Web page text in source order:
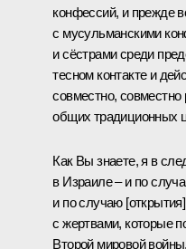
конфессий, и прежде
с мусульманскими
и сёстрами среди
тесном контакте и
совместно,
общих традиционных
Как Вы знаете, я в
в Израиле – и по
и по случаю
с жертвами, которые
Второй мировой